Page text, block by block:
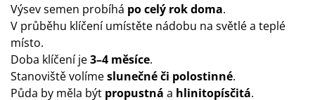
Výsev semen probíhá pocelý rok doma.
V průběhu klíčení umístěte nádobu na světlé a teplé
místo.
Doba klíčení je3–4 měsíce.
Stanoviště volímeslunečné či polostinné.
Půda by měla být propustná a hlinitopísčitá.